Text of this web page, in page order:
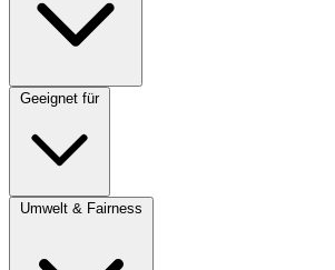
Geeignet für
Umwelt & Fairness